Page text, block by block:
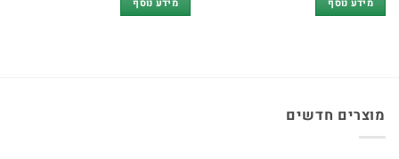
מידע נוסף מידע נוסף
מוצרים חדשים